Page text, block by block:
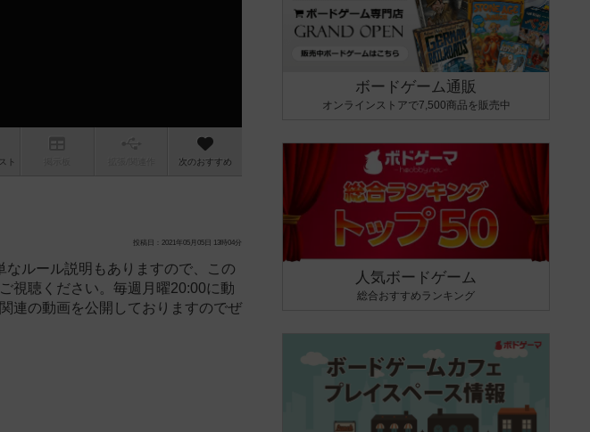
ト 次のおすすめ
投稿日：2021年05月05日 13時04分
ルール説明もありますので、この
視聴ください。毎週月曜20:00に動
連の動画を公開しておりますのでぜ
ボードゲーム通販
オンラインストアで7,500商品を販売中
人気ボードゲーム
総合おすすめランキング